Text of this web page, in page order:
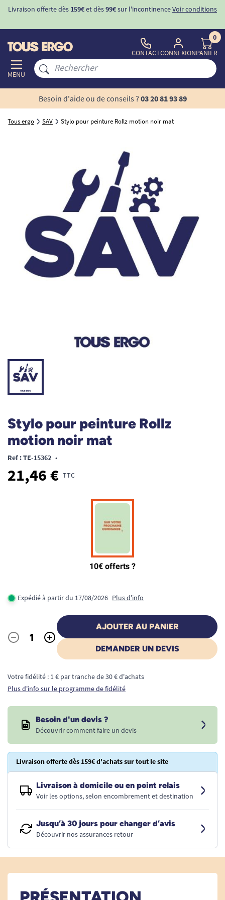
Livraison offerte dès 159€et dès99€sur l'incontinenceVoir conditions
MENU
CONTACTCONNEXION
0
PANIER
Besoin d'aide ou de conseils ? 03 20 81 93 89
Tous ergo SAV Stylo pour peinture Rollz motion noir mat
Stylo pour peinture Rollz
motion noir mat
Ref : TE-15362 •
21,46 € TTC
Expédié à partir du 17/08/2026 Plus d'info
Quantité
- +
AJOUTER AU PANIER
DEMANDER UN DEVIS
Votre fidélité : 1 € par tranche de 30 € d'achats
Plus d'info sur le programme de fidélité
Besoin d'un devis ?
Découvrir comment faire un devis
Livraison offerte dès 159€ d'achats sur tout le site
Livraison à domicile ou en point relais
Voir les options, selon encombrement et destination
Jusqu’à 30 jours pour changer d’avis
Découvrir nos assurances retour